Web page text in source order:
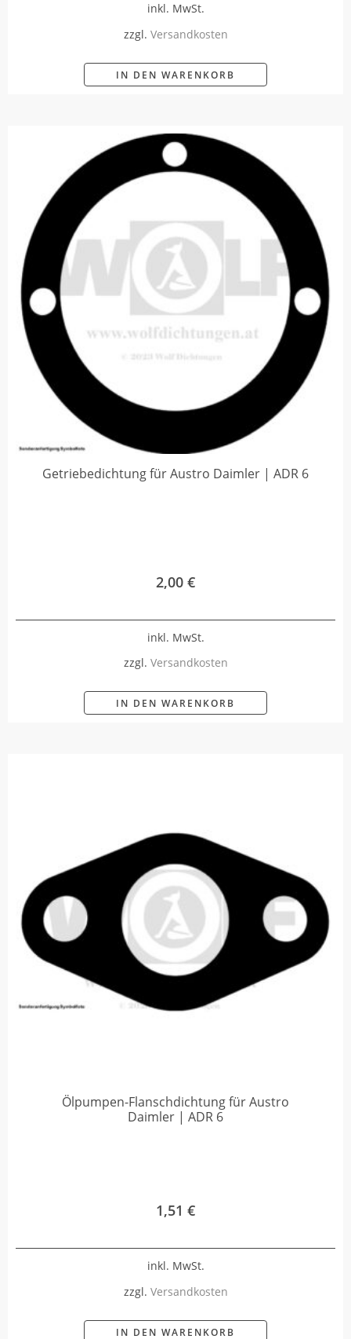
inkl. MwSt.
zzgl. Versandkosten
IN DEN WARENKORB
Getriebedichtung für Austro Daimler | ADR 6
2,00 €
inkl. MwSt.
zzgl. Versandkosten
IN DEN WARENKORB
Ölpumpen-Flanschdichtung für Austro
Daimler | ADR 6
1,51 €
inkl. MwSt.
zzgl. Versandkosten
IN DEN WARENKORB